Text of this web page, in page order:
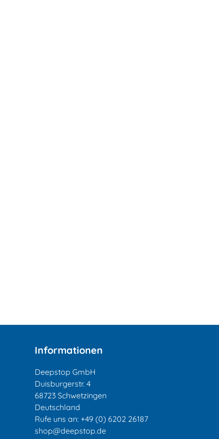
Informationen
Deepstop GmbH
Duisburgerstr. 4
68723 Schwetzingen
Deutschland
Rufe uns an: +49 (0) 6202 26187
shop@deepstop.de